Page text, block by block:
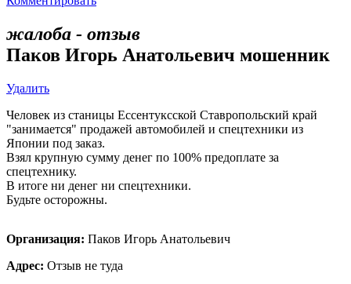
жалоба - отзыв
Паков Игорь Анатольевич мошенник
Удалить
Человек из станицы Ессентуксской Ставропольский край
"занимается" продажей автомобилей и спецтехники из
Японии под заказ.
Взял крупную сумму денег по 100% предоплате за
спецтехнику.
В итоге ни денег ни спецтехники.
Будьте осторожны.
Организация: Паков Игорь Анатольевич
Адрес: Отзыв не туда